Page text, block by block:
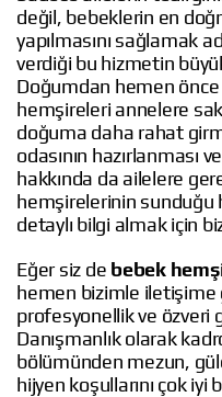
değil, bebeklerin en
yapılmasını sağlamak
verdiği bu hizmetin
Doğumdan hemen
hemşireleri annelere
doğuma daha rahat
odasının hazırlanması
hakkında da ailelere
hemşirelerinin sunduğu
detaylı bilgi almak için
Eğer siz de bebek
hemen bizimle iletişime
profesyonellik ve özveri
Danışmanlık olarak
bölümünden mezun,
hijyen koşullarını çok